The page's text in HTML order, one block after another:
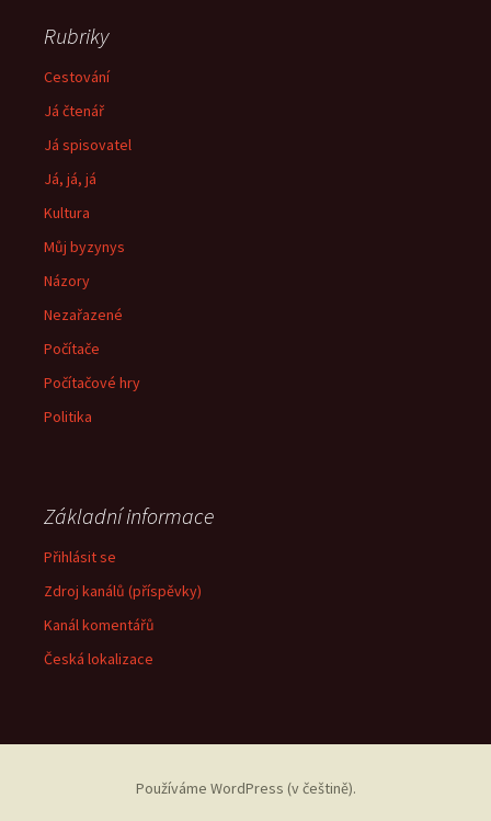
Rubriky
Cestování
Já čtenář
Já spisovatel
Já, já, já
Kultura
Můj byzynys
Názory
Nezařazené
Počítače
Počítačové hry
Politika
Základní informace
Přihlásit se
Zdroj kanálů (příspěvky)
Kanál komentářů
Česká lokalizace
Používáme WordPress (v češtině).